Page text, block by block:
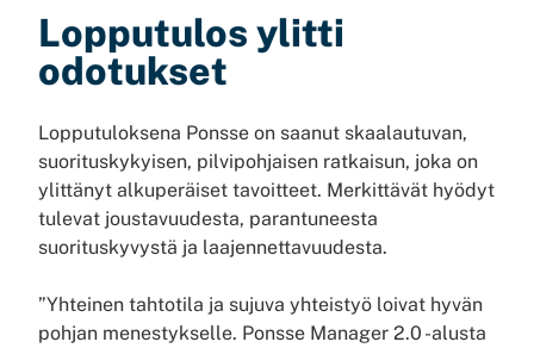
Lopputulos ylitti
odotukset
Lopputuloksena Ponsse on saanut skaalautuvan,
suorituskykyisen, pilvipohjaisen ratkaisun, joka on
ylittänyt alkuperäiset tavoitteet. Merkittävät hyödyt
tulevat joustavuudesta, parantuneesta
suorituskyvystä ja laajennettavuudesta.
”Yhteinen tahtotila ja sujuva yhteistyö loivat hyvän
pohjan menestykselle. Ponsse Manager 2.0 -alusta